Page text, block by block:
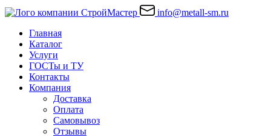
info@metall-sm.ru
Главная
Каталог
Услуги
ГОСТы и ТУ
Контакты
Компания
Доставка
Оплата
Самовывоз
Отзывы